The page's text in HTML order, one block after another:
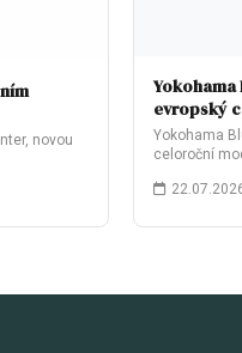
novou
evropský
Yokohama
celoroční